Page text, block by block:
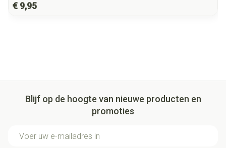
€ 9,95
Blijf op de hoogte van nieuwe producten en
promoties